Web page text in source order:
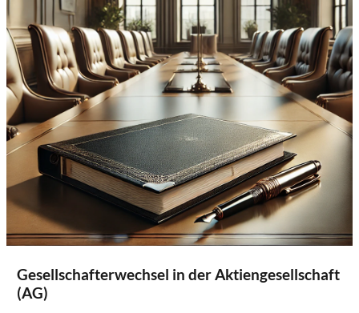
Gesellschafterwechsel in der Aktiengesellschaft
(AG)